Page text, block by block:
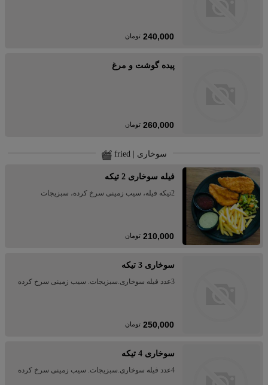
240,000 تومان
پیده گوشت و مرغ
260,000 تومان
سوخاری | fried
فیله سوخاری 2 تیکه
2تیکه فیله، سیب زمینی سرخ کرده، سبزیجات
210,000 تومان
سوخاری 3 تیکه
3عدد فیله سوخاری.سبزیجات. سیب زمینی سرخ کرده
250,000 تومان
سوخاری 4 تیکه
4عدد فیله سوخاری.سبزیجات. سیب زمینی سرخ کرده